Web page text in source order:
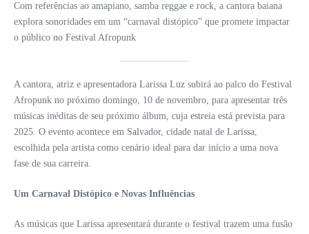
Com referências ao amapiano, samba reggae e rock, a cantora baiana
explora sonoridades em um “carnaval distópico” que promete impactar
o público no Festival Afropunk
A cantora, atriz e apresentadora Larissa Luz subirá ao palco do Festival
Afropunk no próximo domingo, 10 de novembro, para apresentar três
músicas inéditas de seu próximo álbum, cuja estreia está prevista para
2025. O evento acontece em Salvador, cidade natal de Larissa,
escolhida pela artista como cenário ideal para dar início a uma nova
fase de sua carreira.
Um Carnaval Distópico e Novas Influências
As músicas que Larissa apresentará durante o festival trazem uma fusão